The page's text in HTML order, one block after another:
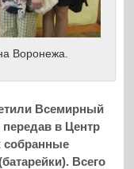
Воронежа.
Всемирный
в Центр
собранные
Всего